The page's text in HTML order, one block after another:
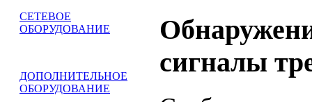
СЕТЕВОЕ
ОБОРУДОВАНИЕ
ДОПОЛНИТЕЛЬНОЕ
ОБОРУДОВАНИЕ
сигналы